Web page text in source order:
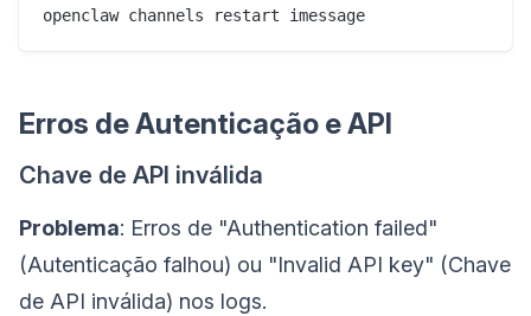
Erros de Autenticação e API
Chave de API inválida
Problema: Erros de "Authentication failed"
(Autenticação falhou) ou "Invalid API key" (Chave
de API inválida) nos logs.